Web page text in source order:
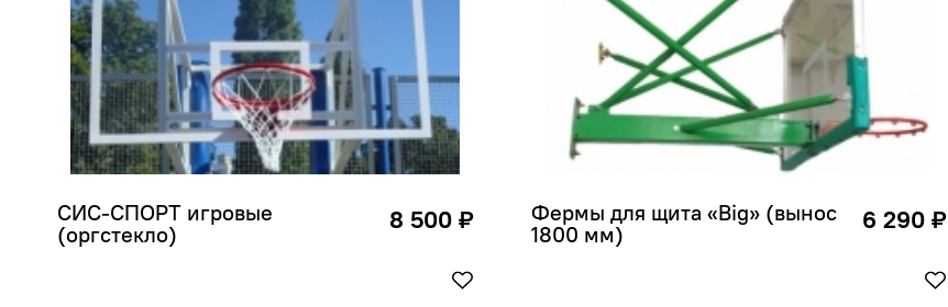
СИС-СПОРТ игровые
(оргстекло)
8 500 ₽
Фермы для щита «Big» (вынос
1800 мм)
6 290 ₽